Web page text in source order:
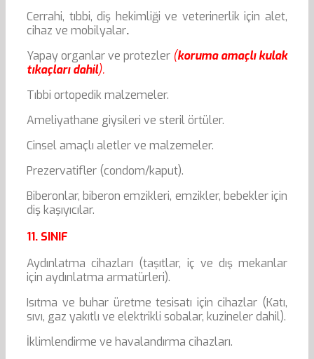
Cerrahi, tıbbi, diş hekimliği ve veterinerlik için alet,
cihaz ve mobilyalar.
Yapay organlar ve protezler (koruma amaçlı kulak
tıkaçları dahil).
Tıbbi ortopedik malzemeler.
Ameliyathane giysileri ve steril örtüler.
Cinsel amaçlı aletler ve malzemeler.
Prezervatifler (condom/kaput).
Biberonlar, biberon emzikleri, emzikler, bebekler için
diş kaşıyıcılar.
11. SINIF
Aydınlatma cihazları (taşıtlar, iç ve dış mekanlar
için aydınlatma armatürleri).
Isıtma ve buhar üretme tesisatı için cihazlar (Katı,
sıvı, gaz yakıtlı ve elektrikli sobalar, kuzineler dahil).
İklimlendirme ve havalandırma cihazları.